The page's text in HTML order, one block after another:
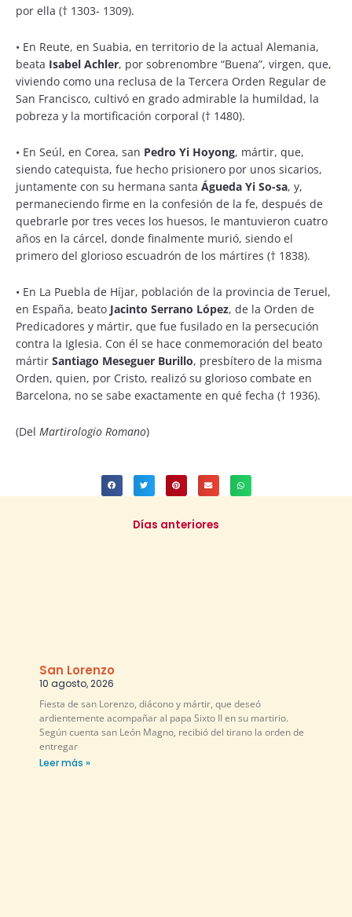
por ella († 1303- 1309).
• En Reute, en Suabia, en territorio de la actual Alemania,
beata Isabel Achler, por sobrenombre “Buena”, virgen, que,
viviendo como una reclusa de la Tercera Orden Regular de
San Francisco, cultivó en grado admirable la humildad, la
pobreza y la mortificación corporal († 1480).
• En Seúl, en Corea, san Pedro Yi Hoyong, mártir, que,
siendo catequista, fue hecho prisionero por unos sicarios,
juntamente con su hermana santa Águeda Yi So-sa, y,
permaneciendo firme en la confesión de la fe, después de
quebrarle por tres veces los huesos, le mantuvieron cuatro
años en la cárcel, donde finalmente murió, siendo el
primero del glorioso escuadrón de los mártires († 1838).
• En La Puebla de Híjar, población de la provincia de Teruel,
en España, beato Jacinto Serrano López, de la Orden de
Predicadores y mártir, que fue fusilado en la persecución
contra la Iglesia. Con él se hace conmemoración del beato
mártir Santiago Meseguer Burillo, presbítero de la misma
Orden, quien, por Cristo, realizó su glorioso combate en
Barcelona, no se sabe exactamente en qué fecha († 1936).
(Del Martirologio Romano)
Días anteriores
San Lorenzo
10 agosto, 2026
Fiesta de san Lorenzo, diácono y mártir, que deseó
ardientemente acompañar al papa Sixto II en su martirio.
Según cuenta san León Magno, recibió del tirano la orden de
entregar
Leer más »